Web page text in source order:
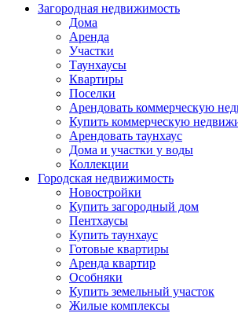
Загородная недвижимость
Дома
Аренда
Участки
Таунхаусы
Квартиры
Поселки
Арендовать коммерческую
Купить коммерческую
Арендовать таунхаус
Дома и участки у воды
Коллекции
Городская недвижимость
Новостройки
Купить загородный дом
Пентхаусы
Купить таунхаус
Готовые квартиры
Аренда квартир
Особняки
Купить земельный участок
Жилые комплексы